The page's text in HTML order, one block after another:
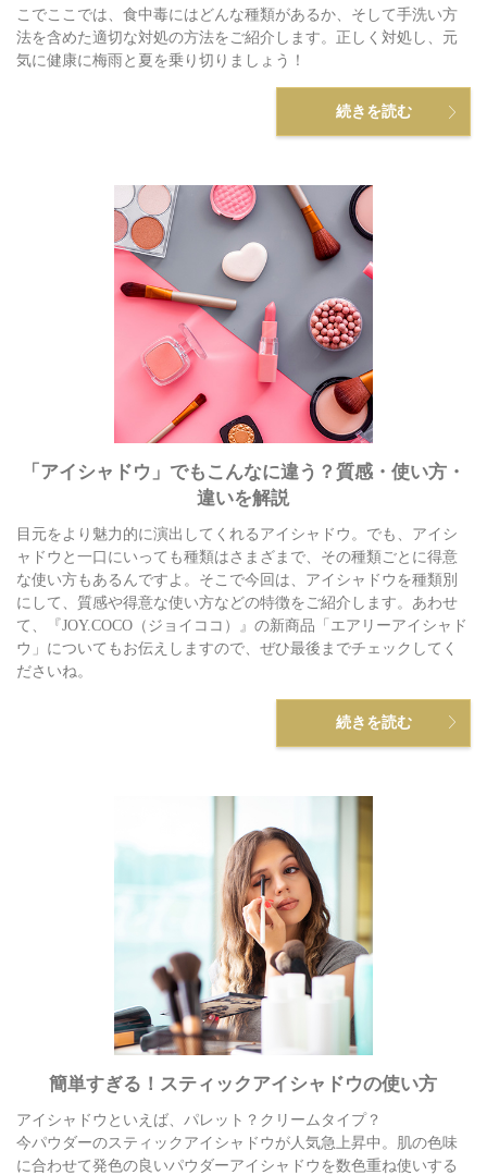
こでここでは、食中毒にはどんな種類があるか、そして手洗い方
法を含めた適切な対処の方法をご紹介します。正しく対処し、元
気に健康に梅雨と夏を乗り切りましょう！
続きを読む
「アイシャドウ」でもこんなに違う？質感・使い方・
違いを解説
目元をより魅力的に演出してくれるアイシャドウ。でも、アイシ
ャドウと一口にいっても種類はさまざまで、その種類ごとに得意
な使い方もあるんですよ。そこで今回は、アイシャドウを種類別
にして、質感や得意な使い方などの特徴をご紹介します。あわせ
て、『JOY.COCO（ジョイココ）』の新商品「エアリーアイシャド
ウ」についてもお伝えしますので、ぜひ最後までチェックしてく
ださいね。
続きを読む
簡単すぎる！スティックアイシャドウの使い方
アイシャドウといえば、パレット？クリームタイプ？
今パウダーのスティックアイシャドウが人気急上昇中。肌の色味
に合わせて発色の良いパウダーアイシャドウを数色重ね使いする